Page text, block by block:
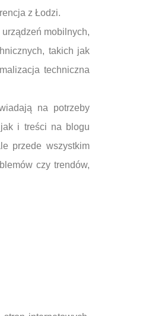
z Łodzi.
mobilnych,
takich jak
techniczna
na potrzeby
i treści na blogu
przede wszystkim
czy trendów,